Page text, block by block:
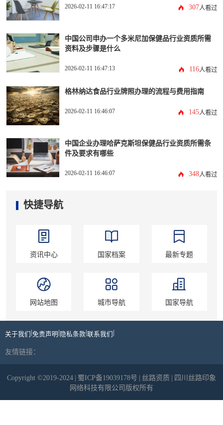
2026-02-11 16:47:17 307人看过
中国公司申办一个多米尼加保健品行业资质所需
资料及步骤是什么
2026-02-11 16:47:13 116人看过
格林纳达食品行业牌照办理的流程与费用指南
2026-02-11 16:46:07 145人看过
中国企业办理哈萨克斯坦保健品行业资质所需条
件及要求有哪些
2026-02-11 16:46:07 348人看过
快捷导航
资讯中心 国家档案 最新专题
网站地图 城市导航 国家导航
关于我们 免责声明 隐私条款 联系我们
友情链接：
Copyright ©2019-2024 蜀ICP备19039178号 丝路资质
四川丝路印象
网络科技有限公司版权所有